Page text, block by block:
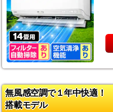
無風感空調で１年中快適！
搭載モデル